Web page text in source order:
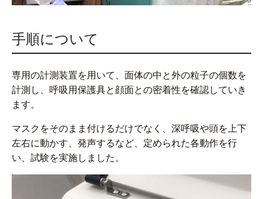
手順について
専用の計測装置を用いて、面体の中と外の粒子の個数を
計測し、呼吸用保護具と顔面との密着性を確認していき
ます。
マスクをそのまま付けるだけでなく、深呼吸や頭を上下
左右に動かす、発声するなど、定められた各動作を行
い、試験を実施しました。